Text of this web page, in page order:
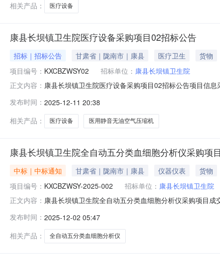
相关产品：
医疗设备
康县长坝镇卫生院医疗设备采购项目02招标公告
招标｜招标公告 甘肃省｜陇南市｜康县 医疗卫生
货物
项目编号： KXCBZWSY02 招标单位： 康县长坝镇卫生院
正文内容： 康县长坝镇卫生院医疗设备采购项目02招标公告项目信
1323:59:00竞价开始时间2025-12-1608:30:00竞价结束
发布时间： 2025-12-11 20:38
相关产品：
医疗设备 医用静音无油空气压缩机
康县长坝镇卫生院全自动五分类血细胞分析仪采购项
中标｜中标通知 甘肃省｜陇南市｜康县 仪器仪表
货物
项目编号： KXCBZWSY-2025-002 招标单位： 康县长坝镇卫生院
正文内容： 康县长坝镇卫生院全自动五分类血细胞分析仪采购项目
生院全自动五分类血细胞分析仪采购项目
发布时间： 2025-12-02 05:47
相关产品：
全自动五分类血细胞分析仪